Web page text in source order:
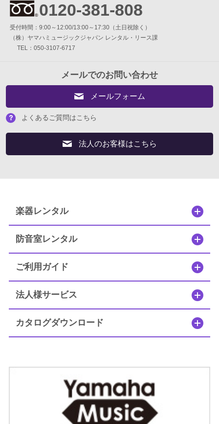
0120-381-808
受付時間：9:00～12:00/13:00～17:30（土日祝除く）
（株）ヤマハミュージックジャパン レンタル・リース課
TEL：050-3107-6717
メールでのお問い合わせ
メールフォーム
よくあるご質問はこちら
法人のお客様はこちら
楽器レンタル
防音室レンタル
ご利用ガイド
法人様サービス
カタログダウンロード